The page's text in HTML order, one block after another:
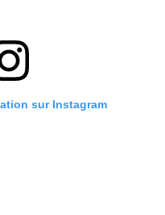
sur Instagram